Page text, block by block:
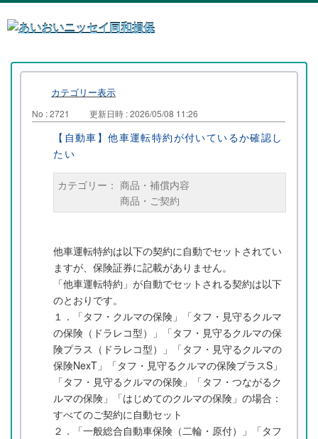
カテゴリー表示
No : 2721 更新日時 : 2026/05/08 11:26
【自動車】他車運転特約が付いているか確認し
たい
カテゴリー： 商品・補償内容
商品・ご契約
他車運転特約は以下の契約に自動でセットされてい
ますが、保険証券に記載がありません。
「他車運転特約」が自動でセットされる契約は以下
のとおりです。
１．「タフ・クルマの保険」「タフ・見守るクルマ
の保険（ドラレコ型）」「タフ・見守るクルマの保
険プラス（ドラレコ型）」「タフ・見守るクルマの
保険NexT」「タフ・見守るクルマの保険プラスS」
「タフ・見守るクルマの保険」「タフ・つながるク
ルマの保険」「はじめてのクルマの保険」の場合：
すべてのご契約に自動セット
２．「一般総合自動車保険（二輪・原付）」「タフ